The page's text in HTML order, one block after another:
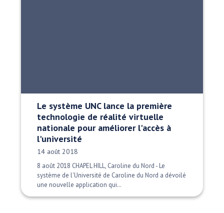
Le système UNC lance la première
technologie de réalité virtuelle
nationale pour améliorer l'accès à
l'université
Date publiée:
14 août 2018
8 août 2018 CHAPEL HILL, Caroline du Nord - Le
système de l'Université de Caroline du Nord a dévoilé
une nouvelle application qui…